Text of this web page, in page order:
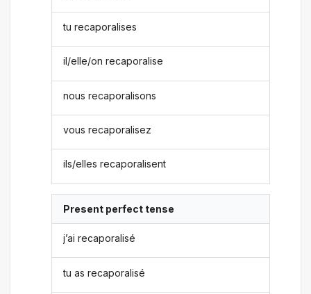
tu recaporalises
il/elle/on recaporalise
nous recaporalisons
vous recaporalisez
ils/elles recaporalisent
Present perfect tense
j’ai recaporalisé
tu as recaporalisé